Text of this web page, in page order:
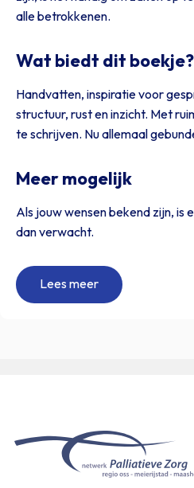
alle betrokkenen.
Wat biedt dit boekje?
Handvatten, inspiratie voor
structuur, rust en inzicht. Met
te schrijven. Nu allemaal
Meer mogelijk
Als jouw wensen bekend zijn, is
dan verwacht.
Lees meer